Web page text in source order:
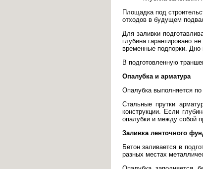
Площадка под
отходов в будущем
Для заливки
глубина гарантировано
временные подпорки. Дно
В подготовленную
Опалубка и арматура
Опалубка выполняется по
Стальные прутки
конструкции. Если
опалубки и между собой
Заливка ленточного
Бетон заливается в
разных местах